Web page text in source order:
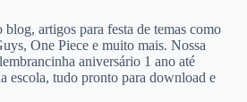
artigos para festa de temas como
One Piece e muito mais. Nossa
aniversário 1 ano até
escola, tudo pronto para download e